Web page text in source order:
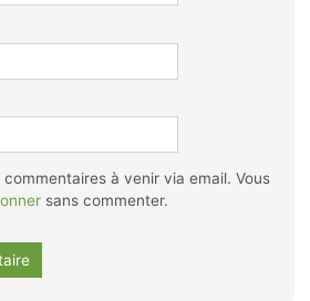
à venir via email. Vous
sans commenter.